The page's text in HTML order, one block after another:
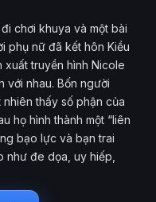
chơi khuya và một bài
phụ nữ đã kết hôn Kiều
xuất truyền hình Nicole
với nhau. Bốn người
thấy số phận của
họ hình thành một “liên
bạo lực và bạn trai
đe dọa, uy hiếp,